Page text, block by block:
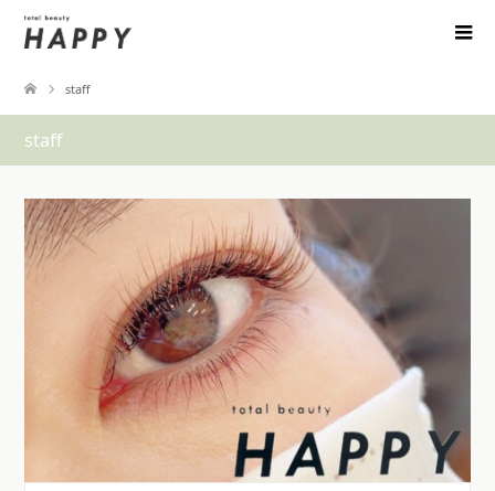
staff
staff